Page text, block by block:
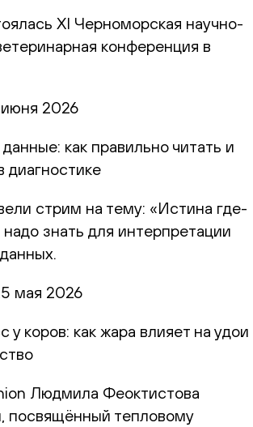
XI Черноморская научно-
конференция в
июня 2026
как правильно читать и
диагностике
стрим на тему: «Истина где-
знать для интерпретации
мая 2026
у коров: как жара влияет на удои
Людмила Феоктистова
посвящённый тепловому